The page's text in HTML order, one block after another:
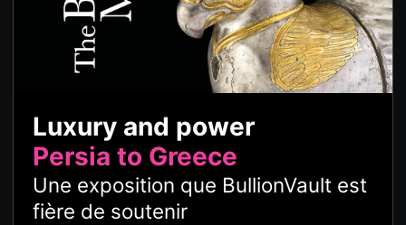
Luxury and power
Persia to Greece
Une exposition que BullionVault est
fière de soutenir